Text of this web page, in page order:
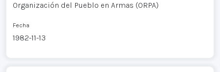
Organización del Pueblo en Armas (ORPA)
Fecha
1982-11-13